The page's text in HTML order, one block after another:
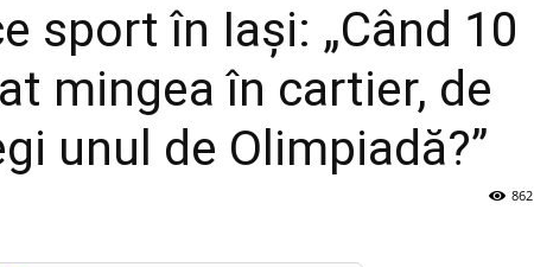
sport în Iași: „Când 10
mingea în cartier, de
unul de Olimpiadă?”
862